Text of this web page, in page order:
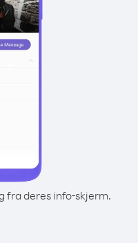
fra deres info-skjerm.